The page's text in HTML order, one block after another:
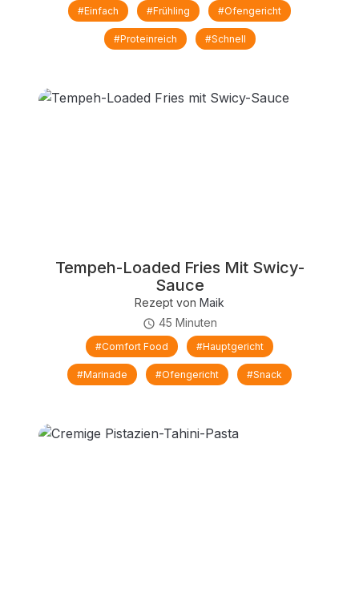
#einfach #Frühling #Ofengericht
#proteinreich #schnell
Tempeh-Loaded Fries Mit Swicy-
Sauce
Rezept von Maik
45 Minuten
#comfort Food #Hauptgericht
#Marinade #Ofengericht #Snack